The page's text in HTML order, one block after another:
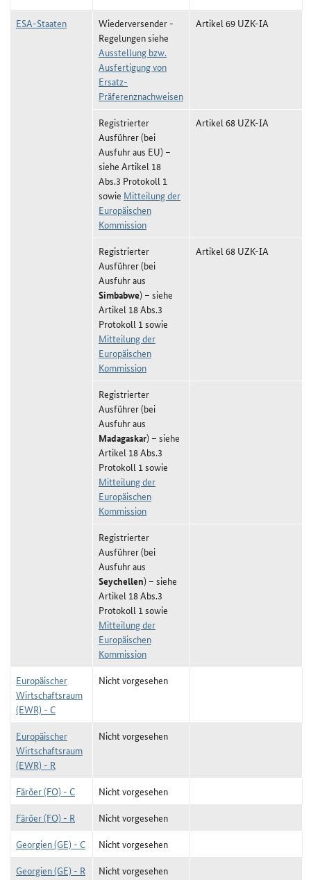
ESA-Staaten
Wiederversender -
Regelungen siehe
Ausstellung bzw.
Ausfertigung von
Ersatz-
Präferenznachweisen
Artikel 69 UZK-IA
Registrierter
Ausführer (bei
Ausfuhr aus EU) –
siehe Artikel 18
Abs.3 Protokoll 1
sowie Mitteilung der
Europäischen
Kommission
Artikel 68 UZK-IA
Registrierter
Ausführer (bei
Ausfuhr aus
Simbabwe) – siehe
Artikel 18 Abs.3
Protokoll 1 sowie
Mitteilung der
Europäischen
Kommission
Artikel 68 UZK-IA
Registrierter
Ausführer (bei
Ausfuhr aus
Madagaskar) – siehe
Artikel 18 Abs.3
Protokoll 1 sowie
Mitteilung der
Europäischen
Kommission
Registrierter
Ausführer (bei
Ausfuhr aus
Seychellen) – siehe
Artikel 18 Abs.3
Protokoll 1 sowie
Mitteilung der
Europäischen
Kommission
Europäischer
Wirtschaftsraum
(EWR) - C
Nicht vorgesehen
Europäischer
Wirtschaftsraum
(EWR) - R
Nicht vorgesehen
Färöer (FO) - C
Nicht vorgesehen
Färöer (FO) - R
Nicht vorgesehen
Georgien (GE) - C
Nicht vorgesehen
Georgien (GE) - R
Nicht vorgesehen